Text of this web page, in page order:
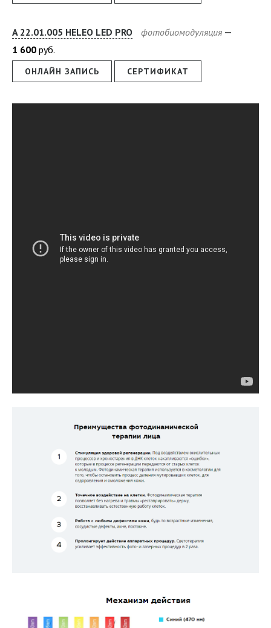
A 22.01.005 HELEO LED PRO
фотобиомодуляция
1 600 руб.
ОНЛАЙН ЗАПИСЬ СЕРТИФИКАТ